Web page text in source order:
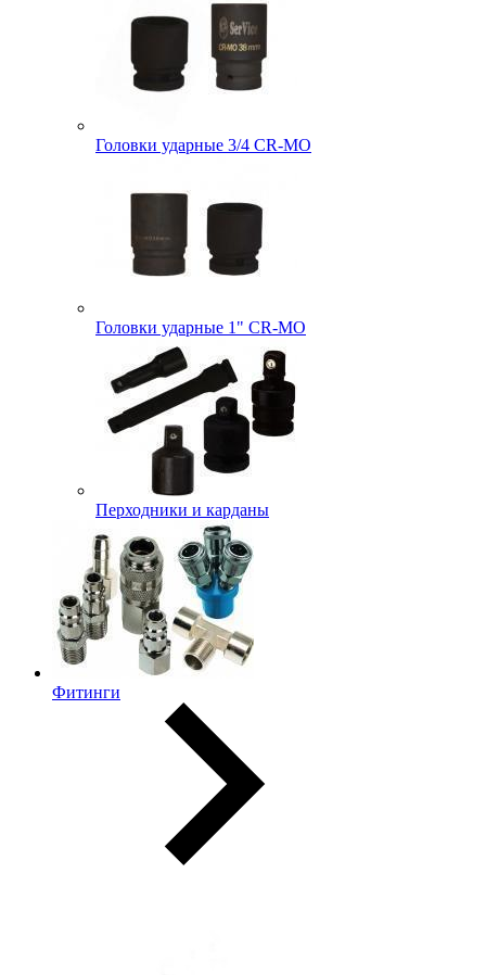
Головки ударные 3/4 CR-MO
Головки ударные 1" CR-MO
Перходники и карданы
Фитинги